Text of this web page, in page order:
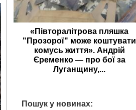
«Півторалітрова пляшка
"Прозорої" може коштувати
комусь життя». Андрій
Єременко — про бої за
Луганщину,...
Пошук у новинах: